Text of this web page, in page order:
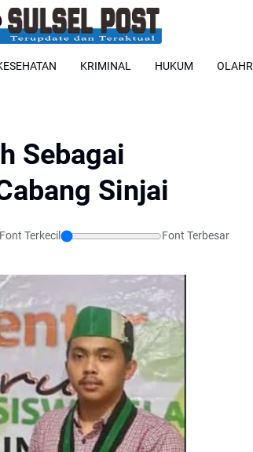
KRIMINAL HUKUM
Sebagai
Sinjai
Font Terkecil Font Terbesar